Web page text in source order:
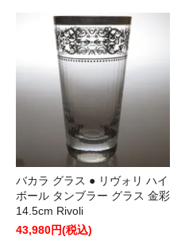
バカラ グラス ● リヴォリ ハイ
ボール タンブラー グラス 金彩
14.5cm Rivoli
43,980円(税込)